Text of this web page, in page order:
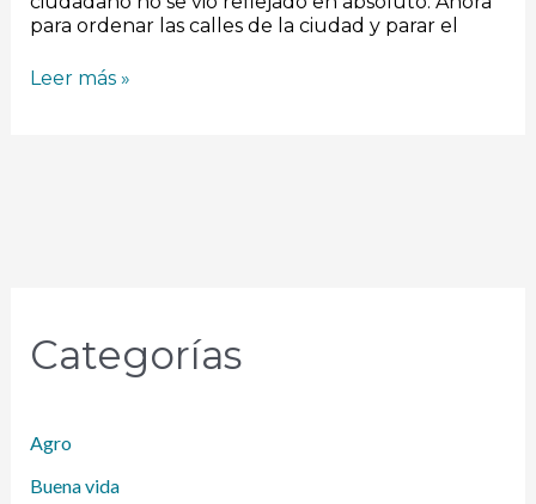
para ordenar las calles de la ciudad y parar el
Leer más »
Categorías
Agro
Buena vida